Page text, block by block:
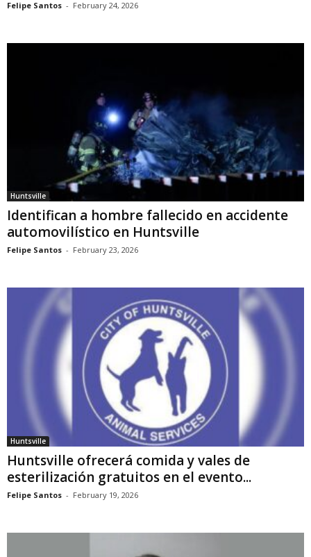
Felipe Santos - February 24, 2026
Huntsville
Identifican a hombre fallecido en accidente
automovilístico en Huntsville
Felipe Santos - February 23, 2026
Huntsville
Huntsville ofrecerá comida y vales de
esterilización gratuitos en el evento...
Felipe Santos - February 19, 2026